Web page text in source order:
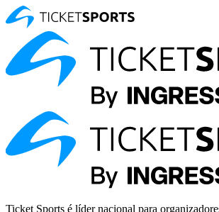
Ticket Sports é líder nacional para